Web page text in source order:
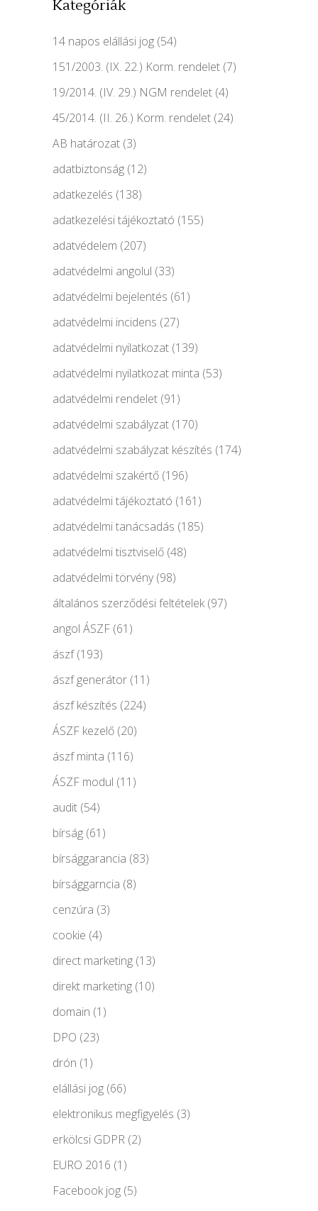
Kategóriák
14 napos elállási jog (54)
151/2003. (IX. 22.) Korm. rendelet (7)
19/2014. (IV. 29.) NGM rendelet (4)
45/2014. (II. 26.) Korm. rendelet (24)
AB határozat (3)
adatbiztonság (12)
adatkezelés (138)
adatkezelési tájékoztató (155)
adatvédelem (207)
adatvédelmi angolul (33)
adatvédelmi bejelentés (61)
adatvédelmi incidens (27)
adatvédelmi nyilatkozat (139)
adatvédelmi nyilatkozat minta (53)
adatvédelmi rendelet (91)
adatvédelmi szabályzat (170)
adatvédelmi szabályzat készítés (174)
adatvédelmi szakértő (196)
adatvédelmi tájékoztató (161)
adatvédelmi tanácsadás (185)
adatvédelmi tisztviselő (48)
adatvédelmi törvény(98)
általános szerződési feltételek(97)
angol ÁSZF (61)
ászf(193)
ászf generátor (11)
ászf készítés (224)
ÁSZF kezelő (20)
ászf minta (116)
ÁSZF modul (11)
audit (54)
bírság (61)
bírsággarancia (83)
bírsággarncia (8)
cenzúra (3)
cookie (4)
direct marketing (13)
direkt marketing (10)
domain (1)
DPO (23)
drón (1)
elállási jog (66)
elektronikus megfigyelés (3)
erkölcsi GDPR (2)
EURO 2016 (1)
Facebook jog (5)